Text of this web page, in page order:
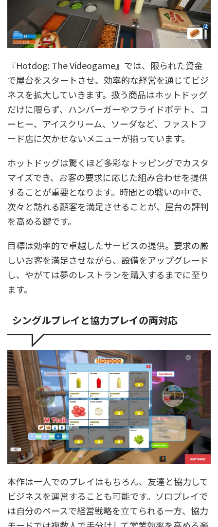
『Hotdog: The Videogame』では、限られた資金
で屋台をスタートさせ、効率的な経営を通じてビジ
ネスを拡大していきます。扱う商品はホットドッグ
だけに限らず、ハンバーガーやフライドポテト、コ
ーヒー、アイスクリーム、ソーダなど、ファストフ
ード店に欠かせないメニューが揃っています。
ホットドッグは驚くほど多彩なトッピングでカスタ
マイズでき、お客の要求に応じた組み合わせを提供
することが重要となります。時間との戦いの中で、
次々と訪れる顧客を満足させることが、屋台の評判
を高める鍵です。
目標は効率的で卓越したサービスの提供。要求の厳
しいお客を満足させながら、設備をアップグレード
し、やがては夢のレストランを購入するまでに至り
ます。
シングルプレイと協力プレイの両対応
本作は一人でのプレイはもちろん、友達と協力して
ビジネスを運営することも可能です。ソロプレイで
は自分のペースで経営戦略を立てられる一方、協力